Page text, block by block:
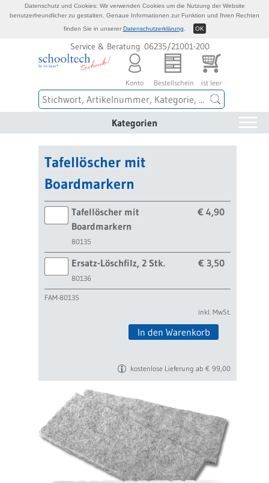
Service & Beratung 06235/21001-200
Konto Bestellschein ist leer
Kategorien
Tafellöscher mit
Boardmarkern
Tafellöscher mit
Boardmarkern
80135
€ 4,90
Ersatz-Löschfilz, 2 Stk.
80136
€ 3,50
FAM-80135
inkl. MwSt.
In den Warenkorb
kostenlose Lieferung ab € 99,00
Datenschutz und Cookies: Wir verwenden Cookies um die Nutzung der Website
benutzerfreundlicher zu gestalten. Genaue Informationen zur Funktion und Ihren Rechten
finden Sie in unserer Datenschutzerklärung OK